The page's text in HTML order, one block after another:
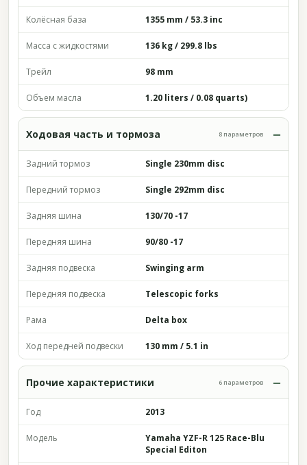
Колёсная база 1355 mm / 53.3 inc
Масса с жидкостями 136 kg / 299.8 lbs
Трейл 98 mm
Объем масла 1.20 liters / 0.08 quarts)
Ходовая часть и тормоза 8 параметров
Задний тормоз Single 230mm disc
Передний тормоз Single 292mm disc
Задняя шина 130/70 -17
Передняя шина 90/80 -17
Задняя подвеска Swinging arm
Передняя подвеска Telescopic forks
Рама Delta box
Ход передней подвески 130 mm / 5.1 in
Прочие характеристики 6 параметров
Год 2013
Модель
Yamaha YZF-R 125 Race-Blu
Special Editon